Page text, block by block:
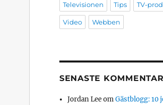
Televisionen Tips TV-
Video Webben
SENASTE
Jordan LeeomGästblogg: 10